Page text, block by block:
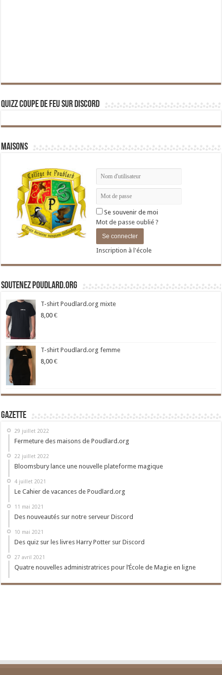
Quizz Coupe de Feu sur Discord
Maisons
Se souvenir de moi
Mot de passe oublié ?
Inscription à l'école
Soutenez Poudlard.org
T-shirt Poudlard.org mixte
8,00 €
T-shirt Poudlard.org femme
8,00 €
Gazette
29 juillet 2022
Fermeture des maisons de Poudlard.org
22 juillet 2022
Bloomsbury lance une nouvelle plateforme magique
4 juillet 2021
Le Cahier de vacances de Poudlard.org
11 mai 2021
Des nouveautés sur notre serveur Discord
10 mai 2021
Des quiz sur les livres Harry Potter sur Discord
27 avril 2021
Quatre nouvelles administratrices pour l’École de Magie en ligne